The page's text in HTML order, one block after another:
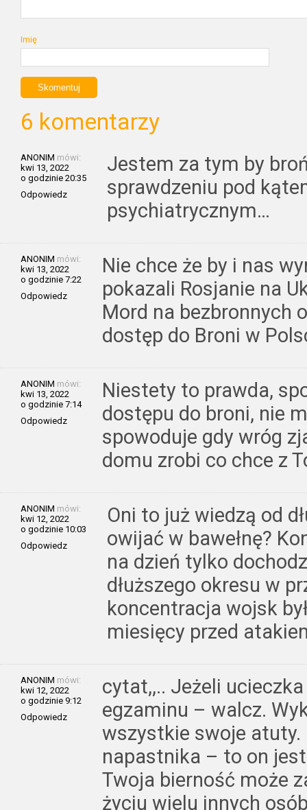
Imię
6 komentarzy
ANONIM mówi:
kwi 13, 2022
o godzinie 20:35
Odpowiedz
Jestem za tym by
sprawdzeniu pod
psychiatrycznym…
ANONIM mówi:
kwi 13, 2022
o godzinie 7:22
Odpowiedz
Nie chce że by i nas
pokazali Rosjanie na
Mord na bezbronnych
dostęp do Broni w
ANONIM mówi:
kwi 13, 2022
o godzinie 7:14
Odpowiedz
Niestety to prawda,
dostępu do broni, nie
spowoduje gdy wróg
domu zrobi co chce z
ANONIM mówi:
kwi 12, 2022
o godzinie 10:03
Odpowiedz
Oni to już wiedzą od
owijać w bawełnę?
na dzień tylko
dłuższego okresu w
koncentracja wojsk
miesięcy przed
ANONIM mówi:
kwi 12, 2022
o godzinie 9:12
Odpowiedz
cytat,,.. Jeżeli
egzaminu – walcz.
wszystkie swoje atuty.
napastnika – to on jest
Twoja bierność może
życiu wielu innych